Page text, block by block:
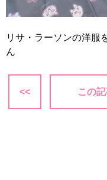
リサ・ラーソンの洋服
ん
<< この